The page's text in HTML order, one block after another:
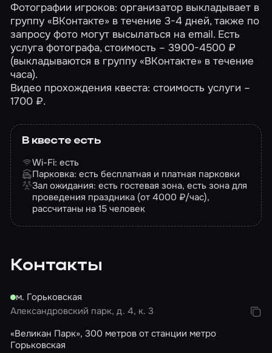
Фотографии игроков: организатор выкладывает в
группу «ВКонтакте» в течение 3-4 дней, также по
запросу фото могут высылаться на email. Есть
услуга фотографа, стоимость – 3900-4500 ₽
(выкладываются в группу «ВКонтакте» в течение
часа).
Видео прохождения квеста: стоимость услуги –
1700 ₽.
В квесте есть
Wi-Fi: есть
Парковка: есть бесплатная и платная парковки
Зал ожидания: есть гостевая зона, есть зона для
проведения праздника (от 4000 ₽/час),
рассчитаны на 15 человек
Контакты
м. Горьковская
Александровский парк, д. 4, к. 3
«Великан Парк», 300 метров от станции метро
Горьковская